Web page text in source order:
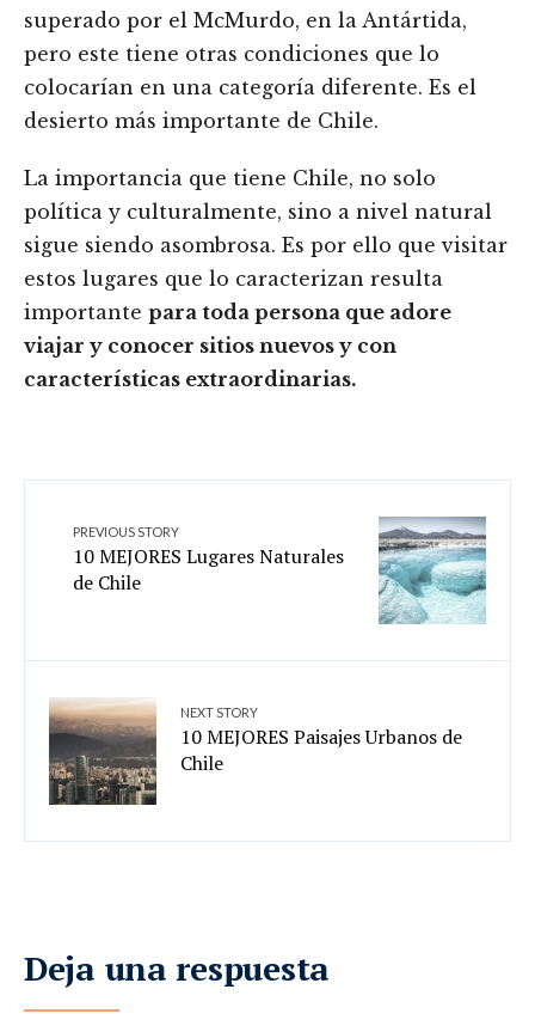
superado por el McMurdo, en la Antártida,
pero este tiene otras condiciones que lo
colocarían en una categoría diferente. Es el
desierto más importante de Chile.
La importancia que tiene Chile, no solo
política y culturalmente, sino a nivel natural
sigue siendo asombrosa. Es por ello que visitar
estos lugares que lo caracterizan resulta
importante para toda persona que adore
viajar y conocer sitios nuevos y con
características extraordinarias.
PREVIOUS STORY
10 MEJORES Lugares Naturales
de Chile
NEXT STORY
10 MEJORES Paisajes Urbanos de
Chile
Deja una respuesta